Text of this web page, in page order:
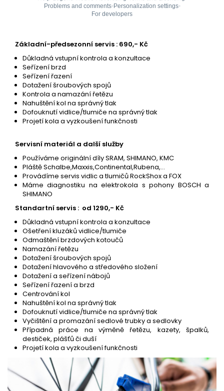
Základní-předsezonní servis : 690,- Kč
Důkladná vstupní kontrola a konzultace
Seřízení brzd
Seřízení řazení
Dotažení šroubových spojů
Kontrola a namazání řetězu
Nahuštění kol na správný tlak
Dofouknutí vidlice/tlumiče na správný tlak
Projetí kola a vyzkoušení funkčnosti
Servisní materiál a další služby
Používáme originální díly SRAM, SHIMANO, KMC
Pláště Schalbe,Maxxis,Continental,Rubena,…
Provádíme servis vidlic a tlumičů RockShox a FOX
Máme diagnostiku na elektrokola s pohony BOSCH a
SHIMANO
Standartní servis : od 1290,- Kč
Důkladná vstupní kontrola a konzultace
Ošetření kluzáků vidlice/tlumiče
Odmaštění brzdových kotoučů
Namazání řetězu
Dotažení šroubových spojů
Dotažení hlavového a středového složení
Dotažení a seřízení nábojů
Seřízení řazení a brzd
Centrování kol
Nahuštění kol na správný tlak
Dofouknutí vidlice/tlumiče na správný tlak
Vyčištění a promazání sedlové trubky a sedlovky
Případná práce na výměně řetězu, kazety, špalků,
destiček, plášťů či duší
Projetí kola a vyzkoušení funkčnosti